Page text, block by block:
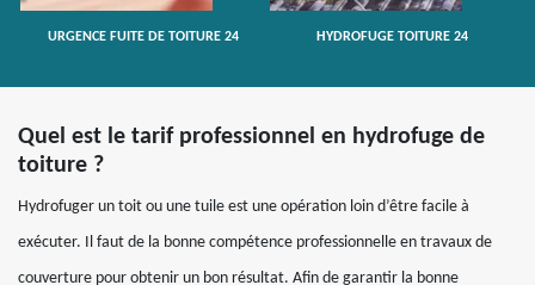
URGENCE FUITE DE TOITURE 24 HYDROFUGE TOITURE 24
Quel est le tarif professionnel en hydrofuge de
toiture ?
Hydrofuger un toit ou une tuile est une opération loin d’être facile à
exécuter. Il faut de la bonne compétence professionnelle en travaux de
couverture pour obtenir un bon résultat. Afin de garantir la bonne